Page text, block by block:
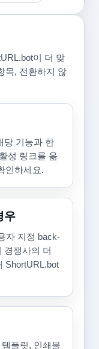
이 더 맞
목, 전환하지 않
당 기능과 한
성 링크를 옮
인하세요.
우
자 지정 back-
경쟁사의 더
ShortURL.bot
플릿, 인쇄물